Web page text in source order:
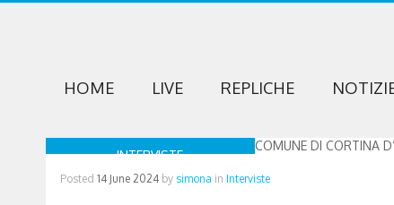
HOME LIVE REPLICHE
INTERVISTE
Posted 14 June 2024 by simona in Interviste